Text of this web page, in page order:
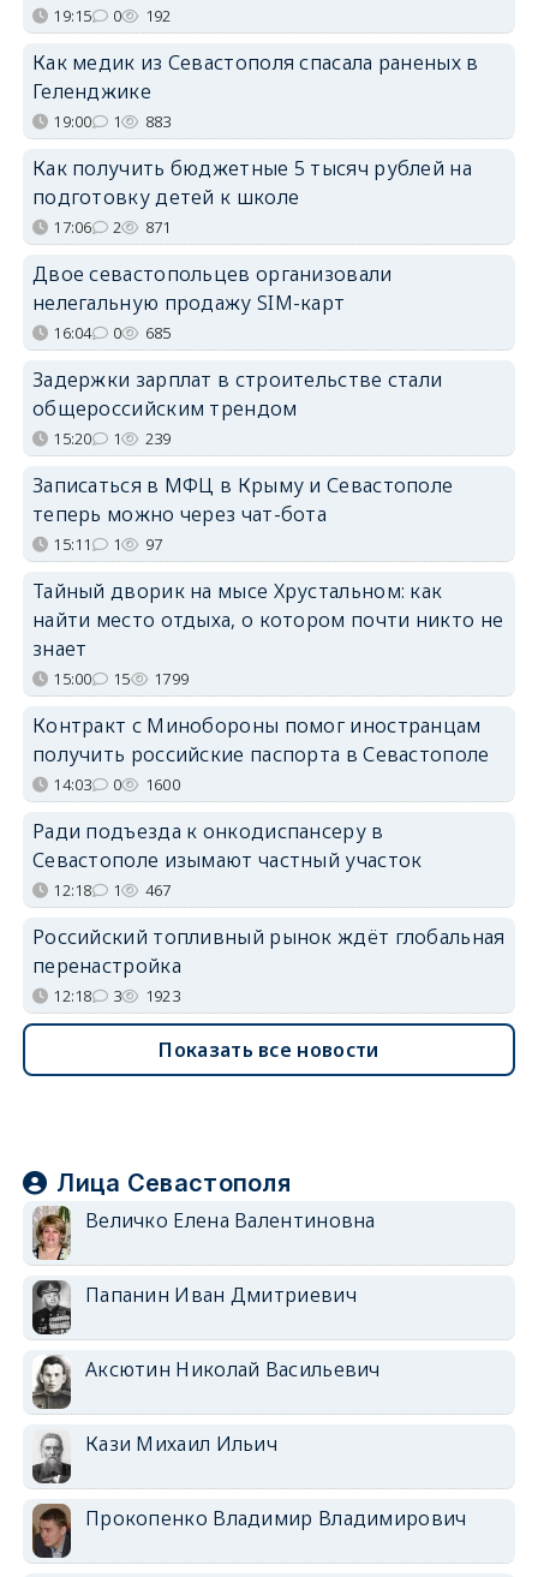
19:15 0 192
Как медик из Севастополя спасала раненых в
Геленджике
19:00 1 883
Как получить бюджетные 5 тысяч рублей на
подготовку детей к школе
17:06 2 871
Двое севастопольцев организовали
нелегальную продажу SIM-карт
16:04 0 685
Задержки зарплат в строительстве стали
общероссийским трендом
15:20 1 239
Записаться в МФЦ в Крыму и Севастополе
теперь можно через чат-бота
15:11 1 97
Тайный дворик на мысе Хрустальном: как
найти место отдыха, о котором почти никто не
знает
15:00 15 1799
Контракт с Минобороны помог иностранцам
получить российские паспорта в Севастополе
14:03 0 1600
Ради подъезда к онкодиспансеру в
Севастополе изымают частный участок
12:18 1 467
Российский топливный рынок ждёт глобальная
перенастройка
12:18 3 1923
Показать все новости
Лица Севастополя
Величко Елена Валентиновна
Папанин Иван Дмитриевич
Аксютин Николай Васильевич
Кази Михаил Ильич
Прокопенко Владимир Владимирович